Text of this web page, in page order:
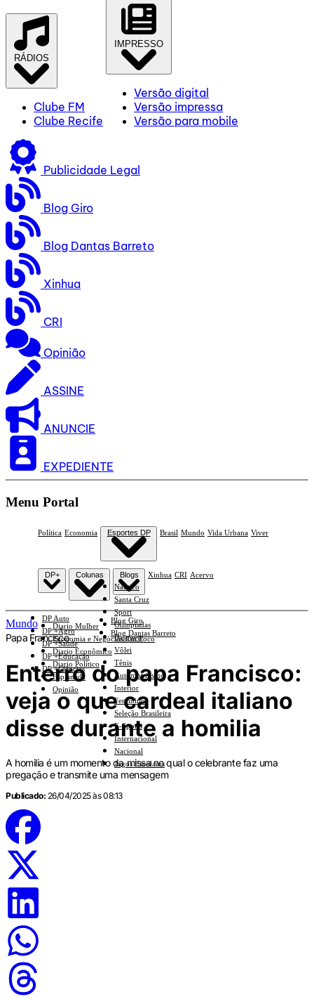
RÁDIOS
Clube FM
Clube Recife
IMPRESSO
Versão digital
Versão impressa
Versão para mobile
Publicidade Legal
Blog Giro
Blog Dantas Barreto
Xinhua
CRI
Opinião
ASSINE
ANUNCIE
EXPEDIENTE
Menu Portal
Política Economia Esportes DP
Náutico
Santa Cruz
Sport
Olimpíadas
Basquete
Vôlei
Tênis
Automobilismo
Interior
Feminino
Seleção Brasileira
E-Sports
Internacional
Nacional
Jogos Escolares
Brasil Mundo Vida Urbana Viver
DP+
DP Auto
DP +Agro
DP +Saúde
DP +Educação
DP +Ciências
Colunas
Diario Mulher
Economia e Negócios Em Foco
Diario Econômico
Diario Político
Esplanada
Opinião
Blogs
Blog Giro
Blog Dantas Barreto
Xinhua CRI Acervo
Mundo
Papa Francisco
Enterro do papa Francisco:
veja o que cardeal italiano
disse durante a homilia
A homilia é um momento da missa no qual o celebrante faz uma
pregação e transmite uma mensagem
Publicado: 26/04/2025 às 08:13